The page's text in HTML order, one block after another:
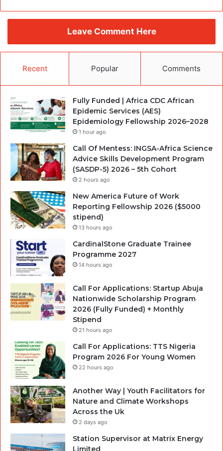
Leave Comment Here
Recent Popular Comments
Fully Funded | Africa CDC African
Epidemic Services (AES)
Epidemiology Fellowship 2026–2028
1 hour ago
Call Of Mentess: INGSA-Africa Science
Advice Skills Development Program
(SASDP-5) 2026 – 5th Cohort
2 hours ago
New America Future of Work
Reporting Fellowship 2026 ($5000
stipend)
13 hours ago
CardinalStone Graduate Trainee
Programme 2027
14 hours ago
Call For Applications: Startup Abuja
Nationwide Scholarship Program
2026 (Fully Funded) + Monthly
Stipend
21 hours ago
Call For Applications: TTS Nigeria
Program 2026 For Young Women
22 hours ago
Another Way | Youth Facilitators for
Nature and Climate Workshops
Across the Uk
2 days ago
Station Supervisor at Matrix Energy
Limited